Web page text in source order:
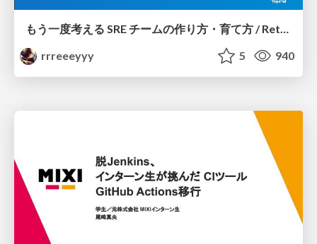
もう一度考える SRE チームの作り方・育て方 / Rethinking SRE #1: Building and Growing SRE Teams
rrreeeyyy
5 940